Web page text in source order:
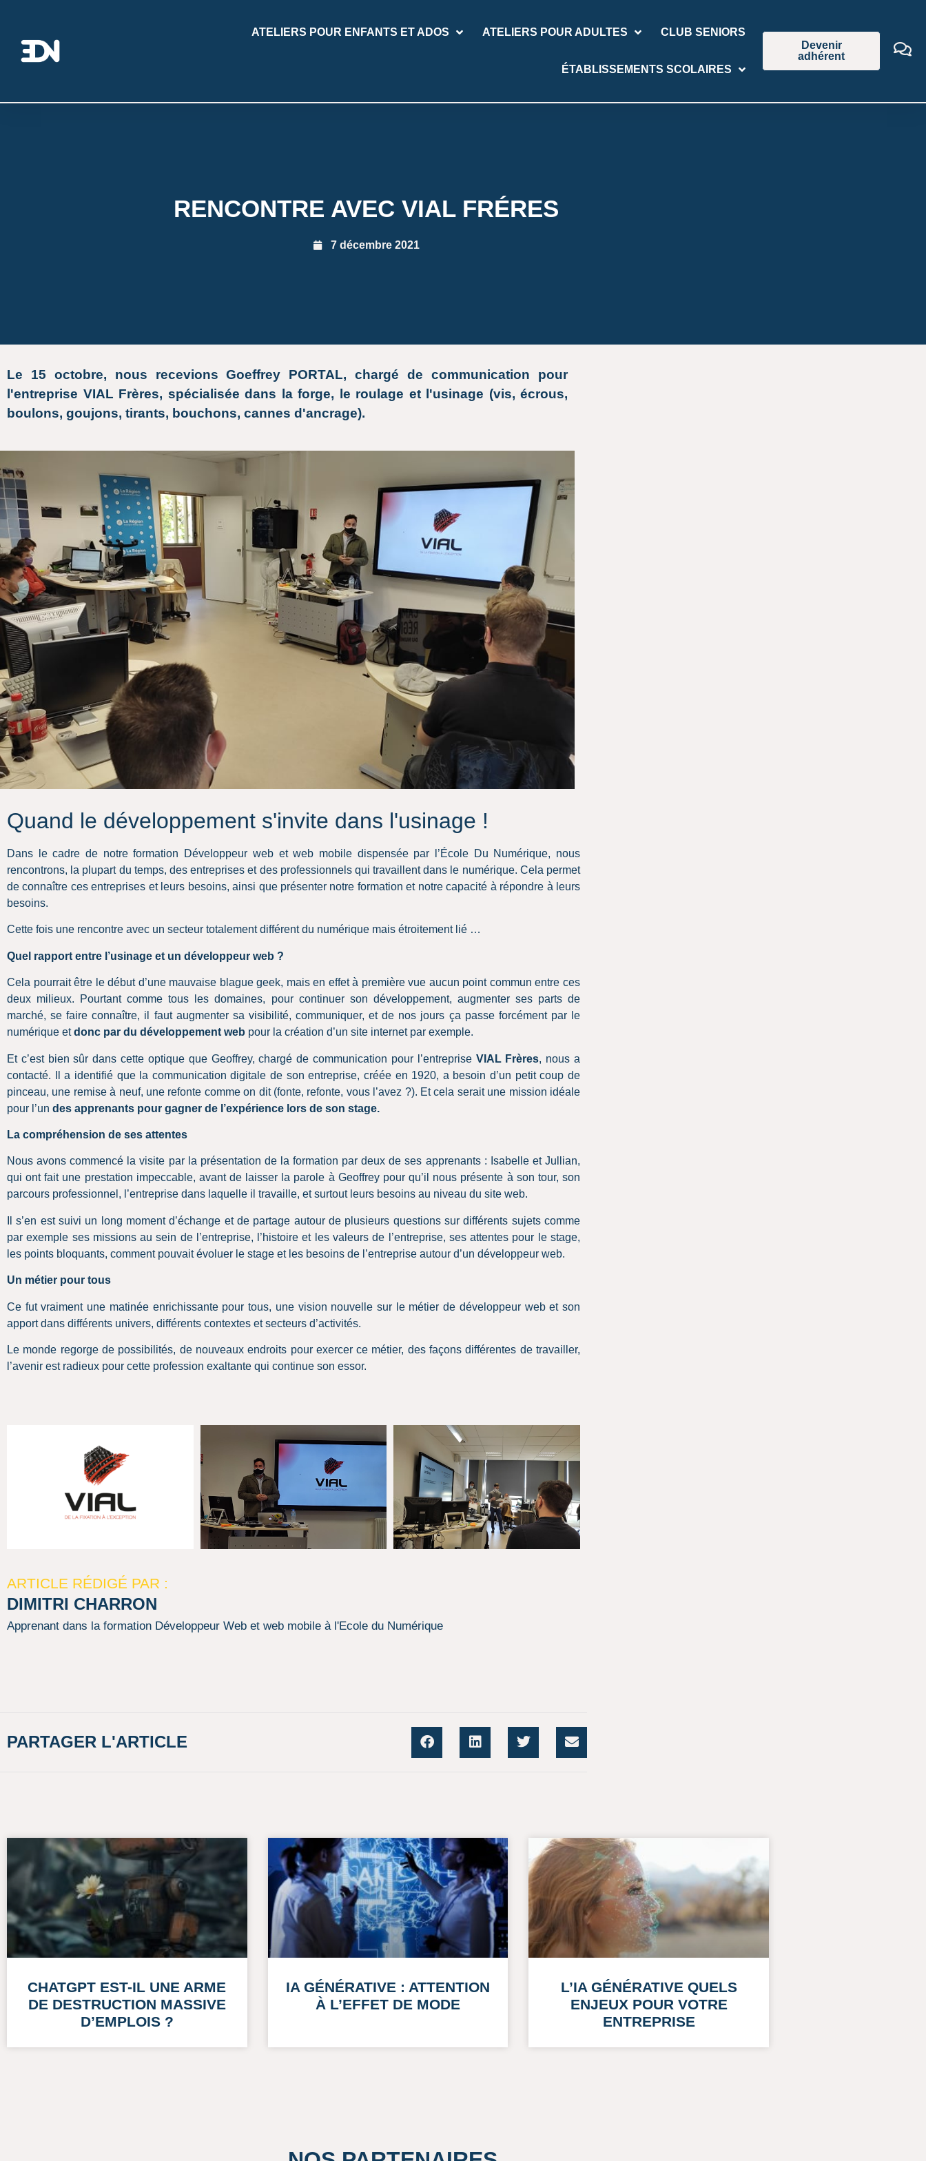
ATELIERS POUR ENFANTS ET ADOS ATELIERS POUR ADULTES CLUB SENIORS
ÉTABLISSEMENTS SCOLAIRES
Devenir
adhérent
RENCONTRE AVEC VIAL FRÉRES
7 décembre 2021
Le 15 octobre, nous recevions Goeffrey PORTAL, chargé de communication pour
l'entreprise VIAL Frères, spécialisée dans la forge, le roulage et l'usinage (vis, écrous,
boulons, goujons, tirants, bouchons, cannes d'ancrage).
Quand le développement s'invite dans l'usinage !
Dans le cadre de notre formation Développeur web et web mobile dispensée par l’École Du Numérique, nous
rencontrons, la plupart du temps, des entreprises et des professionnels qui travaillent dans le numérique. Cela permet
de connaître ces entreprises et leurs besoins, ainsi que présenter notre formation et notre capacité à répondre à leurs
besoins.
Cette fois une rencontre avec un secteur totalement différent du numérique mais étroitement lié …
Quel rapport entre l’usinage et un développeur web ?
Cela pourrait être le début d’une mauvaise blague geek, mais en effet à première vue aucun point commun entre ces
deux milieux. Pourtant comme tous les domaines, pour continuer son développement, augmenter ses parts de
marché, se faire connaître, il faut augmenter sa visibilité, communiquer, et de nos jours ça passe forcément par le
numérique etdonc par du développement web pour la création d’un site internet par exemple.
Et c’est bien sûr dans cette optique que Geoffrey, chargé de communication pour l’entreprise VIAL Frères, nous a
contacté. I
l a identifié que la communication digitale de son entreprise, créée en 1920, a besoin d’un petit coup de
pinceau, une remise à neuf, une refonte comme on dit (fonte, refonte, vous l’avez ?). Et cela serait une mission idéale
pour l’un des apprenants pour gagner de l’expérience lors de son stage.
La compréhension de ses attentes
Nous avons commencé la visite par la présentation de la formation par deux de ses apprenants : Isabelle et Jullian,
qui ont fait une prestation impeccable, avant de laisser la parole à Geoffrey pour qu’il nous présente à son tour, son
parcours professionnel, l’entreprise dans laquelle il travaille, et surtout leurs besoins au niveau du site web.
Il s’en est suivi un long moment d’échange et de partage autour de plusieurs questions sur différents sujets comme
par exemple ses missions au sein de l’entreprise, l’histoire et les valeurs de l’entreprise, ses attentes pour le stage,
les points bloquants, comment pouvait évoluer le stage et les besoins de l’entreprise autour d’un développeur web.
Un métier pour tous
Ce fut vraiment une matinée enrichissante pour tous, une vision nouvelle sur le métier de développeur web et son
apport dans différents univers, différents contextes et secteurs d’activités.
Le monde regorge de possibilités, de nouveaux endroits pour exercer ce métier, des façons différentes de travailler,
l’avenir est radieux pour cette profession exaltante qui continue son essor.
ARTICLE RÉDIGÉ PAR :
DIMITRI CHARRON
Apprenant dans la formation Développeur Web et web mobile à l'Ecole du Numérique
PARTAGER L'ARTICLE
CHATGPT EST-IL UNE ARME
DE DESTRUCTION MASSIVE
D’EMPLOIS ?
IA GÉNÉRATIVE : ATTENTION
À L’EFFET DE MODE
L’IA GÉNÉRATIVE QUELS
ENJEUX POUR VOTRE
ENTREPRISE